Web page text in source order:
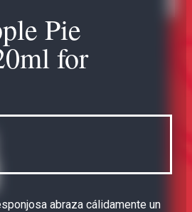
Pie
for
abraza cálidamente un